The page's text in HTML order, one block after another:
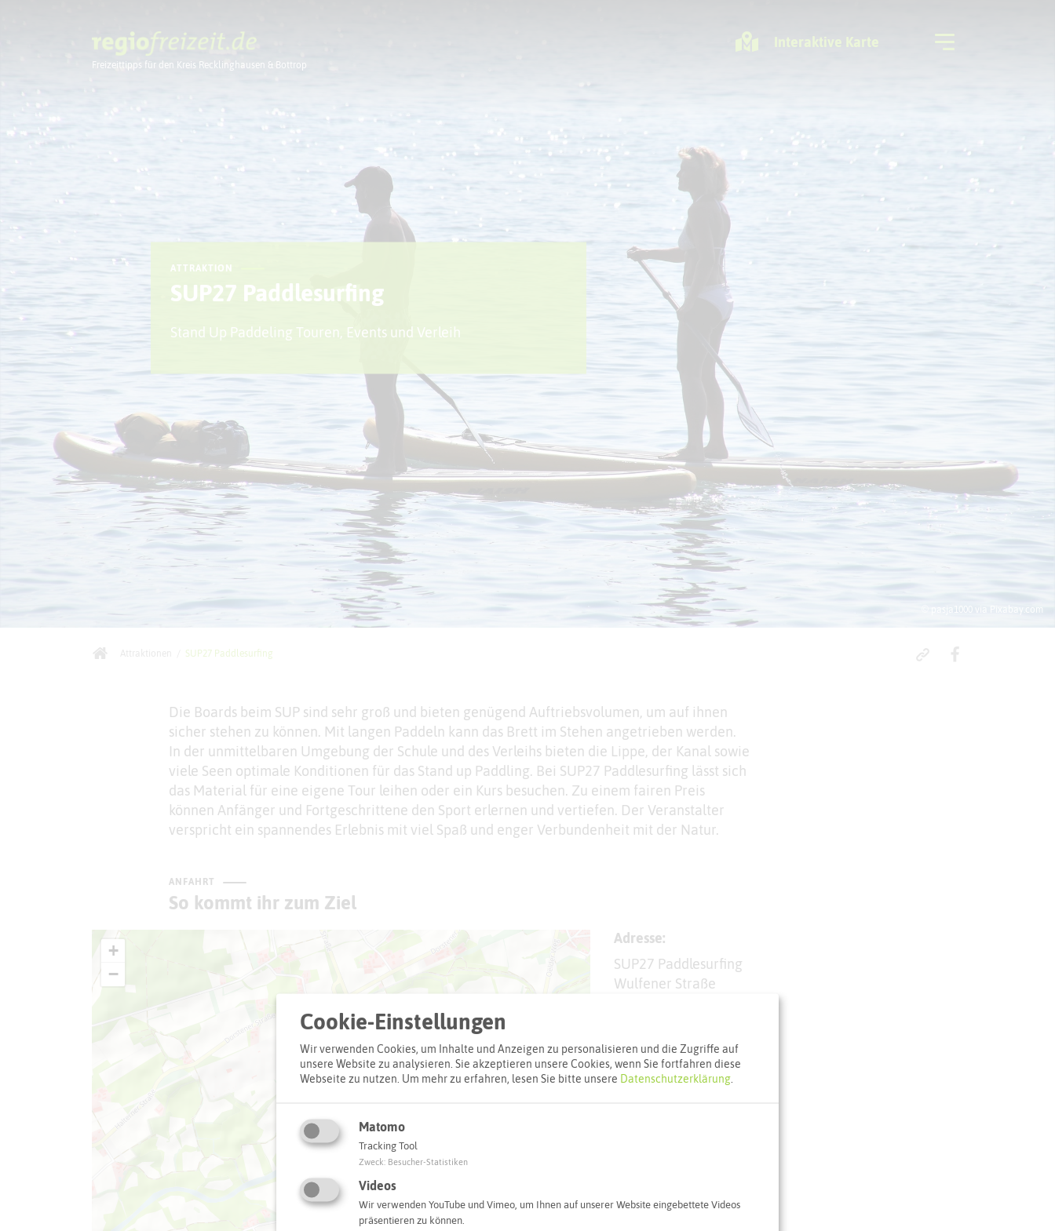
Freizeittipps für den Kreis Recklinghausen & Bottrop
Interaktive Karte
Ausflugstipps
© pasja1000 via Pixabay.com
ATTRAKTION
SUP27 Paddlesurfing
Stand Up Paddeling Touren, Events und Verleih
SUP27 Paddlesurfing
Die Boards beim SUP sind sehr groß und bieten genügend Auftriebsvolumen, um auf ihnen
sicher stehen zu können. Mit langen Paddeln kann das Brett im Stehen angetrieben werden.
In der unmittelbaren Umgebung der Schule und des Verleihs bieten die Lippe, der Kanal sowie
viele Seen optimale Konditionen für das Stand up Paddling. Bei SUP27 Paddlesurfing lässt sich
das Material für eine eigene Tour leihen oder ein Kurs besuchen. Zu einem fairen Preis
können Anfänger und Fortgeschrittene den Sport erlernen und vertiefen. Der Veranstalter
verspricht ein spannendes Erlebnis mit viel Spaß und enger Verbundenheit mit der Natur.
ANFAHRT
So kommt ihr zum Ziel
+
−
Adresse:
SUP27 Paddlesurfing
Wulfener Straße
Webseite
Cookie-Einstellungen
Wir verwenden Cookies, um Inhalte und Anzeigen zu personalisieren und die Zugriffe auf
unsere Website zu analysieren. Sie akzeptieren unsere Cookies, wenn Sie fortfahren diese
Webseite zu nutzen. Um mehr zu erfahren, lesen Sie bitte unsere Datenschutzerklärung.
Matomo
Tracking Tool
Zweck: Besucher-Statistiken
Videos
Wir verwenden YouTube und Vimeo, um Ihnen auf unserer Website eingebettete Videos
präsentieren zu können.